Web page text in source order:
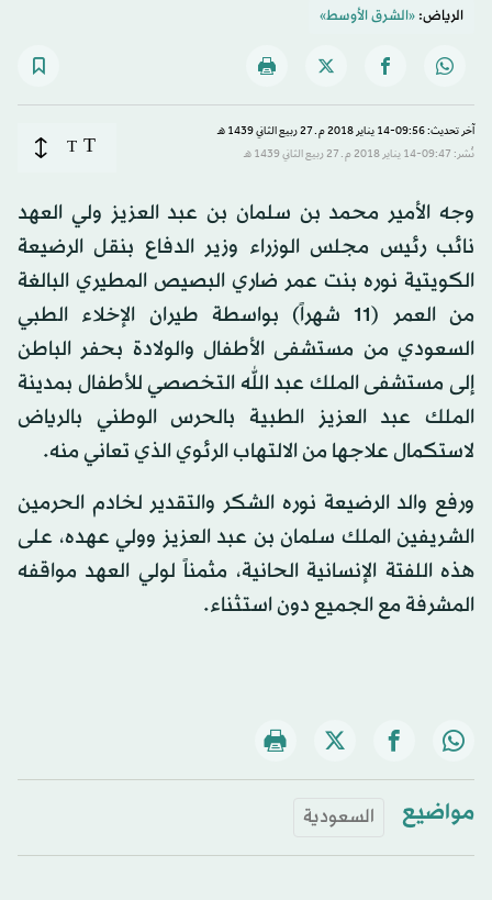
الرياض:«الشرق الأوسط»
آخر تحديث: 09:56-14 يناير 2018 م ـ 27 ربيع الثاني 1439 هـ
نُشر: 09:47-14 يناير 2018 م ـ 27 ربيع الثاني 1439 هـ
T
T
وجه الأمير محمد بن سلمان بن عبد العزيز ولي العهد
نائب رئيس مجلس الوزراء وزير الدفاع بنقل الرضيعة
الكويتية نوره بنت عمر ضاري البصيص المطيري البالغة
من العمر (11 شهراً) بواسطة طيران الإخلاء الطبي
السعودي من مستشفى الأطفال والولادة بحفر الباطن
إلى مستشفى الملك عبد الله التخصصي للأطفال بمدينة
الملك عبد العزيز الطبية بالحرس الوطني بالرياض
لاستكمال علاجها من الالتهاب الرئوي الذي تعاني منه.
ورفع والد الرضيعة نوره الشكر والتقدير لخادم الحرمين
الشريفين الملك سلمان بن عبد العزيز وولي عهده، على
هذه اللفتة الإنسانية الحانية، مثمناً لولي العهد مواقفه
المشرفة مع الجميع دون استثناء.
مواضيع السعودية